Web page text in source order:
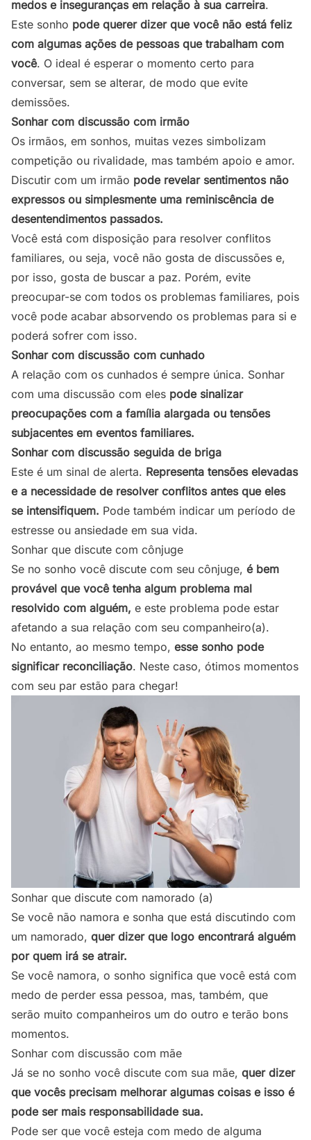
medos e inseguranças em relação à sua carreira.
Este sonho pode querer dizer que você não está feliz
com algumas ações de pessoas que trabalham com
você. O ideal é esperar o momento certo para
conversar, sem se alterar, de modo que evite
demissões.
Sonhar com discussão com irmão
Os irmãos, em sonhos, muitas vezes simbolizam
competição ou rivalidade, mas também apoio e amor.
Discutir com um irmão pode revelar sentimentos não
expressos ou simplesmente uma reminiscência de
desentendimentos passados.
Você está com disposição para resolver conflitos
familiares, ou seja, você não gosta de discussões e,
por isso, gosta de buscar a paz. Porém, evite
preocupar-se com todos os problemas familiares, pois
você pode acabar absorvendo os problemas para si e
poderá sofrer com isso.
Sonhar com discussão com cunhado
A relação com os cunhados é sempre única. Sonhar
com uma discussão com eles pode sinalizar
preocupações com a família alargada ou tensões
subjacentes em eventos familiares.
Sonhar com discussão seguida de briga
Este é um sinal de alerta. Representa tensões elevadas
e a necessidade de resolver conflitos antes que eles
se intensifiquem. Pode também indicar um período de
estresse ou ansiedade em sua vida.
Sonhar que discute com cônjuge
Se no sonho você discute com seu cônjuge, é bem
provável que você tenha algum problema mal
resolvido com alguém, e este problema pode estar
afetando a sua relação com seu companheiro(a).
No entanto, ao mesmo tempo, esse sonho pode
significar reconciliação. Neste caso, ótimos momentos
com seu par estão para chegar!
Sonhar que discute com namorado (a)
Se você não namora e sonha que está discutindo com
um namorado, quer dizer que logo encontrará alguém
por quem irá se atrair.
Se você namora, o sonho significa que você está com
medo de perder essa pessoa, mas, também, que
serão muito companheiros um do outro e terão bons
momentos.
Sonhar com discussão com mãe
Já se no sonho você discute com sua mãe, quer dizer
que vocês precisam melhorar algumas coisas e isso é
pode ser mais responsabilidade sua.
Pode ser que você esteja com medo de alguma